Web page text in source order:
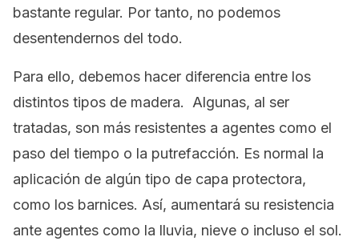
bastante regular. Por tanto, no podemos
desentendernos del todo.
Para ello, debemos hacer diferencia entre los
distintos tipos de madera. Algunas, al ser
tratadas, son más resistentes a agentes como el
paso del tiempo o la putrefacción. Es normal la
aplicación de algún tipo de capa protectora,
como los barnices. Así, aumentará su resistencia
ante agentes como la lluvia, nieve o incluso el sol.